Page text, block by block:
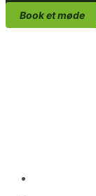
Book et møde